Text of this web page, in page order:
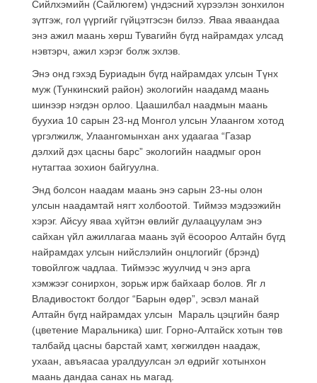
Сийлхэмийн (Сайлюгем) үндэсний хүрээлэн зонхилон
зүтгэж, гол үүргийг гүйцэтгэсэн билээ. Яваа яваандаа
энэ ажил маань хөрш Тувагийн бүгд найрамдах улсад
нэвтэрч, ажил хэрэг болж эхлэв.
Энэ онд гэхэд Буриадын бүгд найрамдах улсын Түнх
муж (Тункинский район) экологийн наадамд маань
шинээр нэгдэн орлоо. Цаашилбал наадмын маань
буухиа 10 сарын 23-нд Монгол улсын Улаангом хотод
үргэлжилж, Улаангомынхан анх удаагаа “Газар
дэлхий дэх цасны барс” экологийн наадмыг орон
нутагтаа зохион байгуулна.
Энд болсон наадам маань энэ сарын 23-ны олон
улсын наадамтай нягт холбоотой. Тиймээ мэдээжийн
хэрэг. Айсуу яваа хүйтэн өвлийг дулаацуулам энэ
сайхан үйл ажиллагаа маань зүй ёсоороо Алтайн бүгд
найрамдах улсын нийслэлийн онцлогийг (брэнд)
товойлгож чадлаа. Тиймээс жуулчид ч энэ арга
хэмжээг сонирхон, зорьж ирж байхаар болов. Яг л
Владивостокт болдог “Барын өдөр”, эсвэл манай
Алтайн бүгд найрамдах улсын Мараль цэцгийн баяр
(цветение Маральника) шиг. Горно-Алтайск хотын төв
талбайд цасны барстай хамт, хөгжилдөн наадаж,
ухаан, авъяасаа уралдуулсан эл өдрийг хотынхон
маань дандаа санах нь магад.